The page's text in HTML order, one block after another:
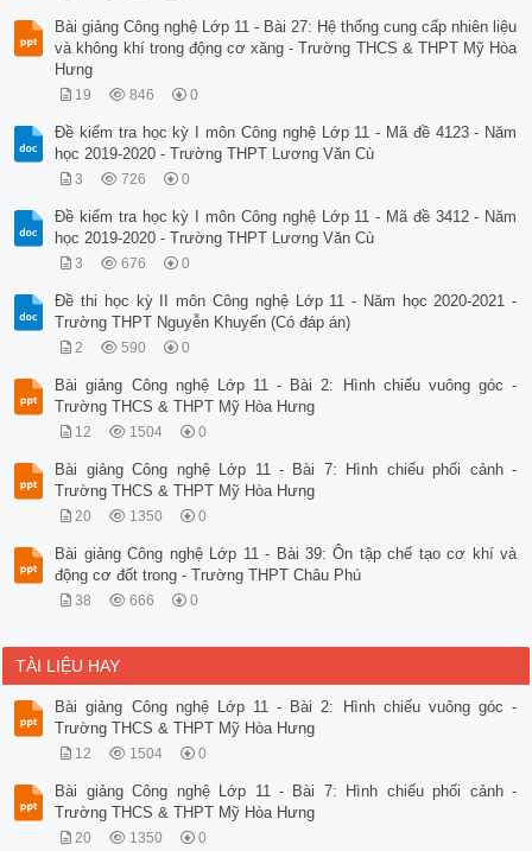
Bài giảng Công nghệ Lớp 11 - Bài 27: Hệ thống cung cấp nhiên liệu
và không khí trong động cơ xăng - Trường THCS & THPT Mỹ Hòa
Hưng
19 846 0
Đề kiểm tra học kỳ I môn Công nghệ Lớp 11 - Mã đề 4123 - Năm
học 2019-2020 - Trường THPT Lương Văn Cù
3 726 0
Đề kiểm tra học kỳ I môn Công nghệ Lớp 11 - Mã đề 3412 - Năm
học 2019-2020 - Trường THPT Lương Văn Cù
3 676 0
Đề thi học kỳ II môn Công nghệ Lớp 11 - Năm học 2020-2021 -
Trường THPT Nguyễn Khuyến (Có đáp án)
2 590 0
Bài giảng Công nghệ Lớp 11 - Bài 2: Hình chiếu vuông góc -
Trường THCS & THPT Mỹ Hòa Hưng
12 1504 0
Bài giảng Công nghệ Lớp 11 - Bài 7: Hình chiếu phối cảnh -
Trường THCS & THPT Mỹ Hòa Hưng
20 1350 0
Bài giảng Công nghệ Lớp 11 - Bài 39: Ôn tập chế tạo cơ khí và
động cơ đốt trong - Trường THPT Châu Phú
38 666 0
TÀI LIỆU HAY
Bài giảng Công nghệ Lớp 11 - Bài 2: Hình chiếu vuông góc -
Trường THCS & THPT Mỹ Hòa Hưng
12 1504 0
Bài giảng Công nghệ Lớp 11 - Bài 7: Hình chiếu phối cảnh -
Trường THCS & THPT Mỹ Hòa Hưng
20 1350 0